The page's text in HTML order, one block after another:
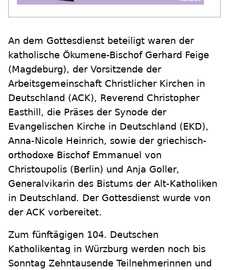
An dem Gottesdienst beteiligt waren der
katholische Ökumene-Bischof Gerhard Feige
(Magdeburg), der Vorsitzende der
Arbeitsgemeinschaft Christlicher Kirchen in
Deutschland (ACK), Reverend Christopher
Easthill, die Präses der Synode der
Evangelischen Kirche in Deutschland (EKD),
Anna-Nicole Heinrich, sowie der griechisch-
orthodoxe Bischof Emmanuel von
Christoupolis (Berlin) und Anja Goller,
Generalvikarin des Bistums der Alt-Katholiken
in Deutschland. Der Gottesdienst wurde von
der ACK vorbereitet.
Zum fünftägigen 104. Deutschen
Katholikentag in Würzburg werden noch bis
Sonntag Zehntausende Teilnehmerinnen und